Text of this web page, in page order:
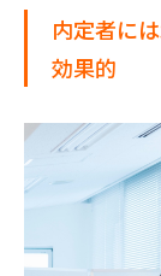
内定者に
効果的